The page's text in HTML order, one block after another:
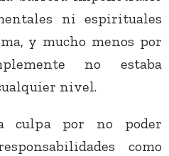
ni espirituales
y mucho menos por
no estaba
nivel.
culpa por no poder
como